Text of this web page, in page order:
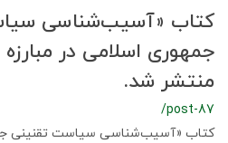
کتاب «آسیب‌شناسی
جمهوری اسلامی در مبارزه
منتشر شد.
/post-87
کتاب «آسیب‌شناسی سیاست تقنینی